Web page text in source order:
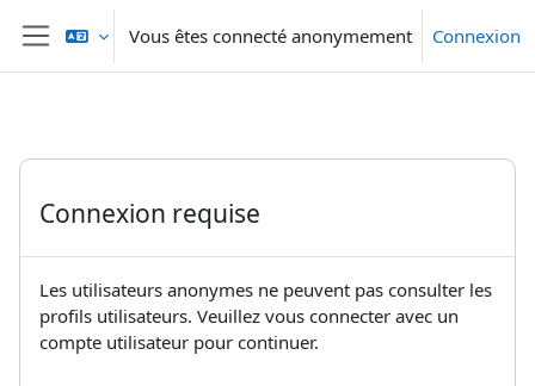
Passer au contenu principal
Panneau latéral
Vous êtes connecté anonymement Connexion
Connexion requise
Les utilisateurs anonymes ne peuvent pas consulter les
profils utilisateurs. Veuillez vous connecter avec un
compte utilisateur pour continuer.